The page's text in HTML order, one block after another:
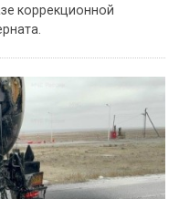
коррекционной